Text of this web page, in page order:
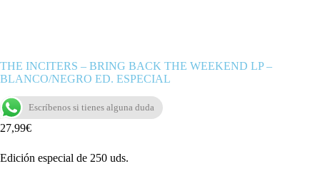
THE INCITERS – BRING BACK THE WEEKEND LP –
BLANCO/NEGRO ED. ESPECIAL
Escríbenos si tienes alguna duda
27,99€
Edición especial de 250 uds.